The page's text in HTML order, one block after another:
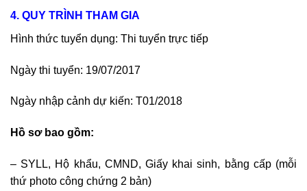
4. QUY TRÌNH THAM GIA
Hình thức tuyển dụng: Thi tuyển trực tiếp
Ngày thi tuyển: 19/07/2017
Ngày nhập cảnh dự kiến: T01/2018
Hồ sơ bao gồm:
– SYLL, Hộ khẩu, CMND, Giấy khai sinh, bằng cấp (mỗi
thứ photo công chứng 2 bản)